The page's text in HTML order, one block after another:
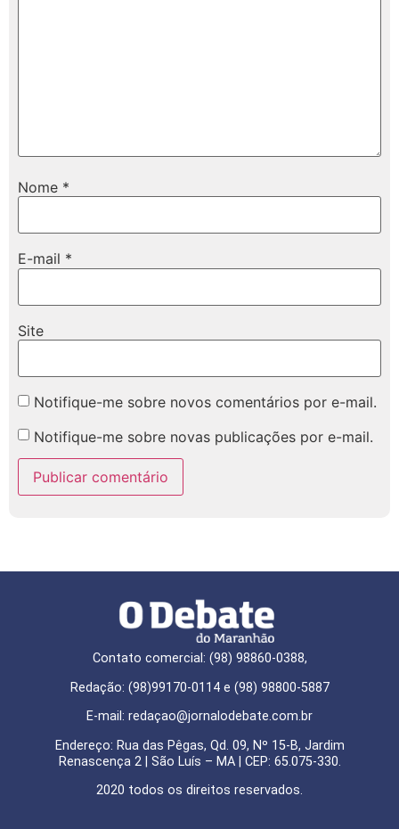
Nome *
E-mail *
Site
Notifique-me sobre novos comentários por e-mail.
Notifique-me sobre novas publicações por e-mail.
Contato comercial: (98) 98860-0388,
Redação: (98)99170-0114 e (98) 98800-5887
E-mail: redaçao@jornalodebate.com.br
Endereço: Rua das Pêgas, Qd. 09, Nº 15-B, Jardim
Renascença 2 | São Luís – MA | CEP: 65.075-330.
2020 todos os direitos reservados.